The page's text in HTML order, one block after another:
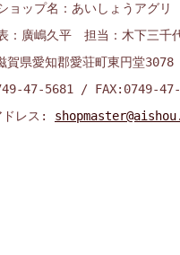
ョップ名：あいしょうアグリ
：廣嶋久平 担当：木下三千
賀県愛知郡愛荘町東円堂3078
47-5681 / FAX:0749-
ドレス: